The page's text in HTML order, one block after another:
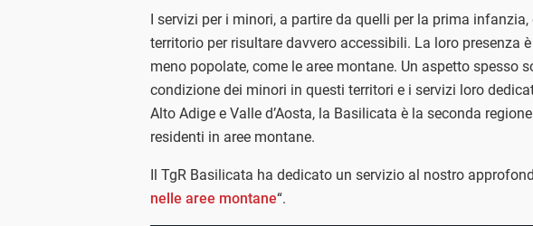
I servizi per i minori, a partire da quelli per la prima
territorio per risultare davvero accessibili. La loro presenza
meno popolate, come le aree montane. Un aspetto spesso
condizione dei minori in questi territori e i servizi loro
Alto Adige e Valle d’Aosta, la Basilicata è la seconda
residenti in aree montane.
Il TgR Basilicata ha dedicato un servizio al nostro
nelle aree montane“.